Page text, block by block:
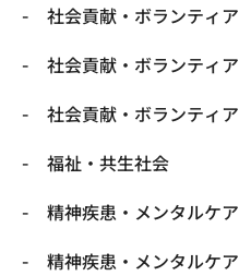
社会貢献・ボランティア
社会貢献・ボランティア
社会貢献・ボランティア
福祉・共生社会
精神疾患・メンタルケア
精神疾患・メンタルケア